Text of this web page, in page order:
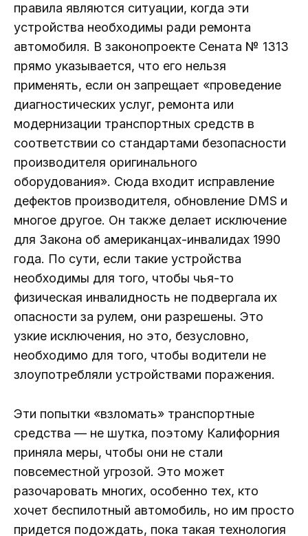
правила являются ситуации, когда эти
устройства необходимы ради ремонта
автомобиля. В законопроекте Сената № 1313
прямо указывается, что его нельзя
применять, если он запрещает «проведение
диагностических услуг, ремонта или
модернизации транспортных средств в
соответствии со стандартами безопасности
производителя оригинального
оборудования». Сюда входит исправление
дефектов производителя, обновление DMS и
многое другое. Он также делает исключение
для Закона об американцах-инвалидах 1990
года. По сути, если такие устройства
необходимы для того, чтобы чья-то
физическая инвалидность не подвергала их
опасности за рулем, они разрешены. Это
узкие исключения, но это, безусловно,
необходимо для того, чтобы водители не
злоупотребляли устройствами поражения.
Эти попытки «взломать» транспортные
средства — не шутка, поэтому Калифорния
приняла меры, чтобы они не стали
повсеместной угрозой. Это может
разочаровать многих, особенно тех, кто
хочет беспилотный автомобиль, но им просто
придется подождать, пока такая технология